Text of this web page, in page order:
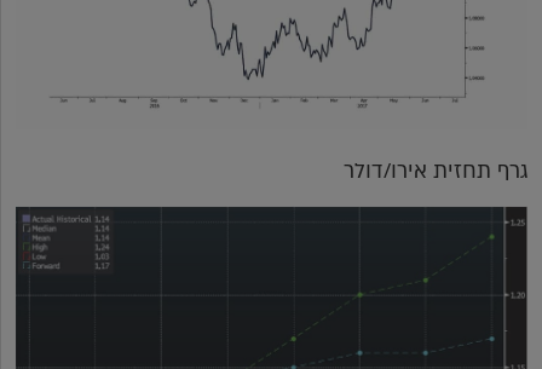
גרף תחזית אירו/דולר